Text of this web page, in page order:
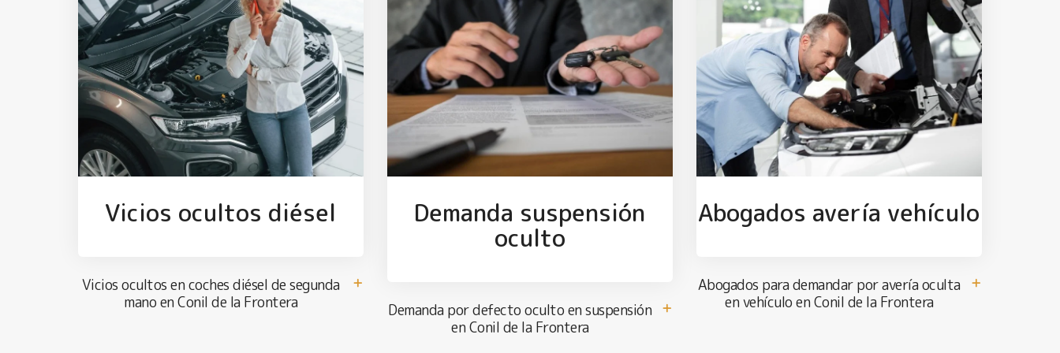
Vicios ocultos diésel
Vicios ocultos en coches diésel de segunda
mano en Conil de la Frontera
Demanda suspensión
oculto
Demanda por defecto oculto en suspensión
en Conil de la Frontera
Abogados avería vehículo
Abogados para demandar por avería oculta
en vehículo en Conil de la Frontera